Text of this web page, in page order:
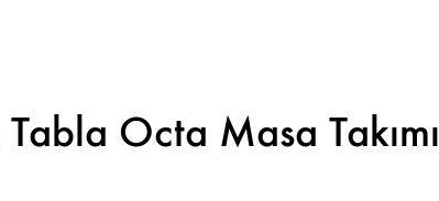
Octa Masa Takımı